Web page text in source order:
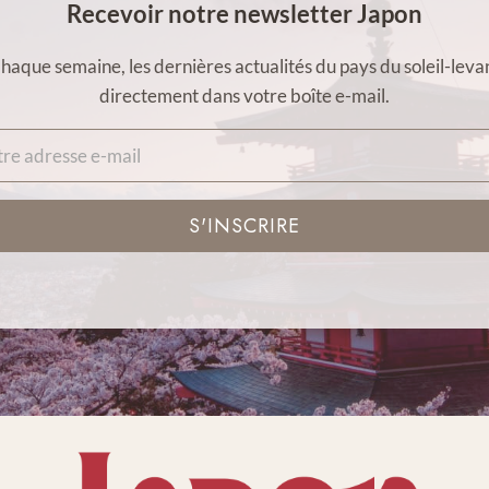
Recevoir notre newsletter Japon
semaine, les dernières actualités du pays du soleil-
directement dans votre boîte e-mail.
S'INSCRIRE